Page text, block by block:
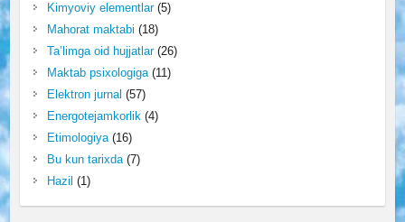
Kimyoviy elementlar(5)
Mahorat maktabi (18)
Ta’limga oid hujjatlar(26)
Maktab psixologiga(11)
Elektron jurnal (57)
Energotejamkorlik(4)
Etimologiya(16)
Bu kun tarixda(7)
Hazil (1)